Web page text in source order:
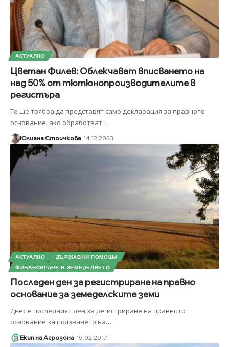
АКТУАЛНО
Цветан Филев: Облекчават вписването на
над 50% от тютюнопроизводителите в
регистъра
Те ще трябва да представят само декларация за правното
основание, ако обработват…
Юлиана Стоичкова 14.12.2023
АКТУАЛНО
ДЪРЖАВНИ ПОМОЩИ
ФИНАНСИРАНЕ В ЗЕМЕДЕЛИЕТО
Последен ден за регистриране на правно
основание за земеделските земи
Днес е последният ден за регистриране на правното
основание за ползването на…
Екип на Агрозона 15.02.2017